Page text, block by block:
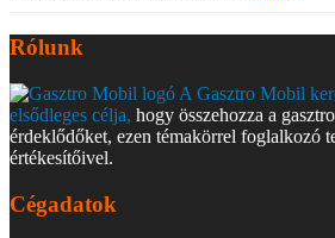
Rólunk
A Gasztro Mobil
elsődleges célja, hogy összehozza a
érdeklődőket, ezen témakörrel foglalkozó
értékesítőivel.
Cégadatok